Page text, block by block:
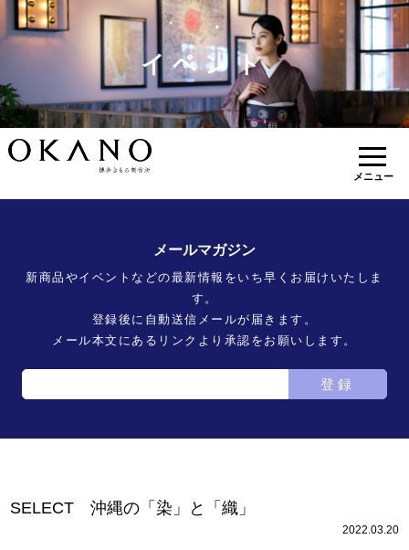
イベント
メニュー
メールマガジン
新商品やイベントなどの最新情報をいち早くお届けいたしま
す。
登録後に自動送信メールが届きます。
メール本文にあるリンクより承認をお願いします。
登録
SELECT 沖縄の「染」と「織」
2022.03.20